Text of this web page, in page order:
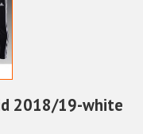
2018/19-white